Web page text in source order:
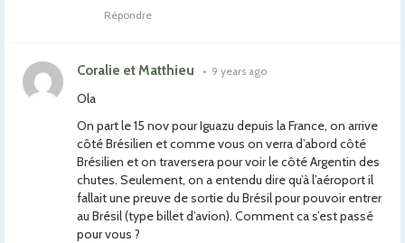
Répondre
Coralie et Matthieu • 9 years ago
Ola
On part le 15 nov pour Iguazu depuis la France, on arrive
côté Brésilien et comme vous on verra d’abord côté
Brésilien et on traversera pour voir le côté Argentin des
chutes. Seulement, on a entendu dire qu’à l’aéroport il
fallait une preuve de sortie du Brésil pour pouvoir entrer
au Brésil (type billet d’avion). Comment ca s’est passé
pour vous ?